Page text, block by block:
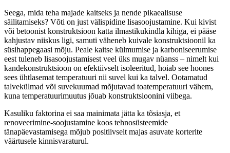
Seega, mida teha majade kaitseks ja nende pikaealisuse
säilitamiseks? Võti on just välispidine lisasoojustamine. Kui kivist
või betoonist konstruktsioon katta ilmastikukindla kihiga, ei pääse
kahjustav niiskus ligi, samuti väheneb kuivale konstruktsioonil ka
süsihappegaasi mõju. Peale kaitse külmumise ja karboniseerumise
eest tuleneb lisasoojustamisest veel üks mugav nüanss – nimelt kui
kandekonstruktsioon on efektiivselt isoleeritud, hoiab see hoones
sees ühtlasemat temperatuuri nii suvel kui ka talvel. Ootamatud
talvekülmad või suvekuumad mõjutavad toatemperatuuri vähem,
kuna temperatuurimuutus jõuab konstruktsioonini viibega.
Kasuliku faktorina ei saa mainimata jätta ka tõsiasja, et
renoveerimine-soojustamine koos tehnosüsteemide
tänapäevastamisega mõjub positiivselt majas asuvate korterite
väärtusele kinnisvaraturul.